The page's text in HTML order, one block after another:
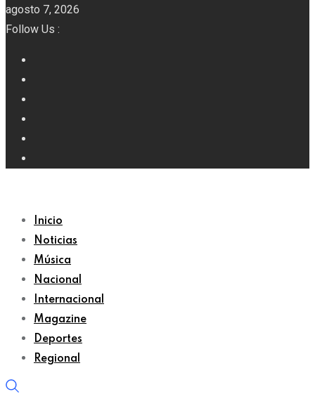
agosto 7, 2026
Follow Us :
Inicio
Noticias
Música
Nacional
Internacional
Magazine
Deportes
Regional